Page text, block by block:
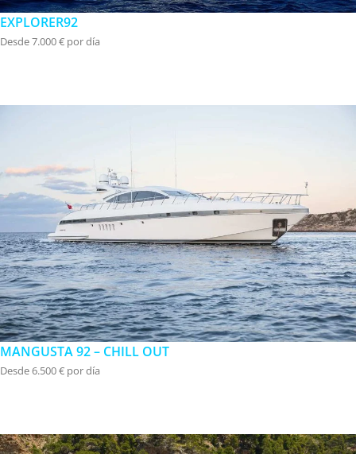
EXPLORER92
Desde 7.000 € por día
MANGUSTA 92 – CHILL OUT
Desde 6.500 € por día